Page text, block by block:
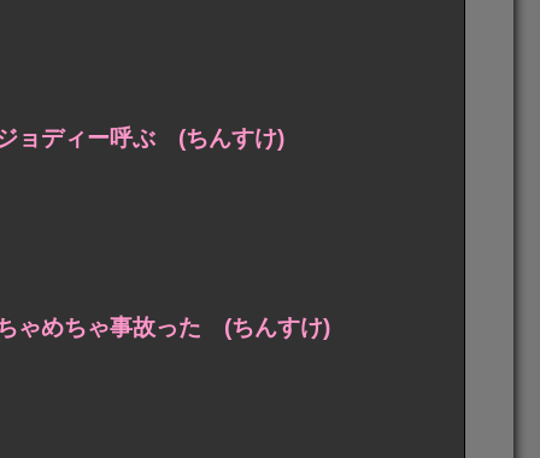
ョディー呼ぶ (ちんすけ)
ゃめちゃ事故った (ちんすけ)